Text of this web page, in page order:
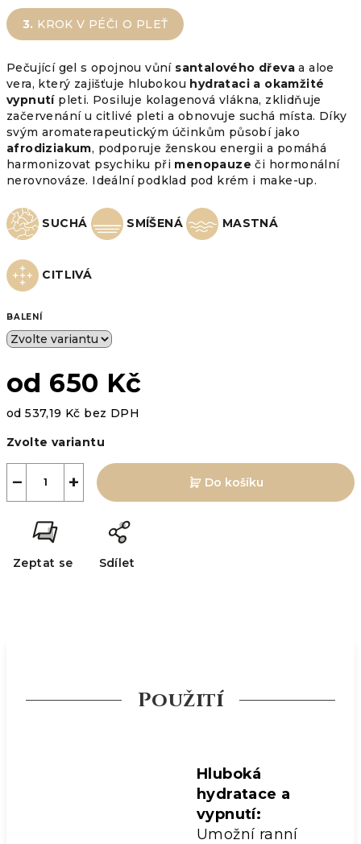
3. KROK V PÉČI O PLEŤ
Pečující gel s opojnou vůní santalového dřeva a aloe
vera, který zajišťuje hlubokou hydrataci a okamžité
vypnutípleti. Posiluje kolagenová vlákna, zklidňuje
začervenání u citlivé pleti a obnovuje suchá místa. Díky
svým aromaterapeutickým účinkům působí jako
afrodiziakum, podporuje ženskou energii a pomáhá
harmonizovat psychiku při menopauze či hormonální
nerovnováze. Ideální podklad pod krém i make-up.
SUCHÁ SMÍŠENÁ MASTNÁ
CITLIVÁ
BALENÍ
od 650 Kč
od537,19 Kč bez DPH
cena:
Zvolte variantu
+
− Do košíku
Zeptat se Sdílet
Použití
Hluboká
hydratace a
vypnutí:
Umožní ranní